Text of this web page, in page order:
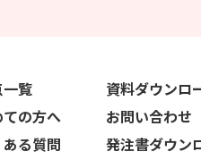
覧
の方へ
ある質問
資料ダウンロ
お問い合わせ
発注書ダウン